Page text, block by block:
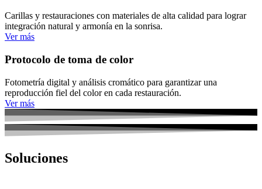
Carillas y restauraciones con materiales de alta calidad para lograr
integración natural y armonía en la sonrisa.
Ver más
Protocolo de toma de color
Fotometría digital y análisis cromático para garantizar una
reproducción fiel del color en cada restauración.
Ver más
Soluciones